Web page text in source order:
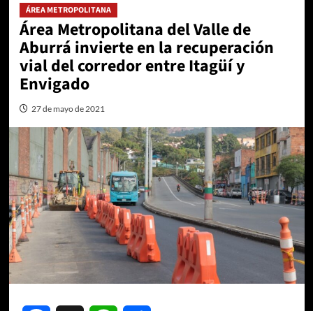
ÁREA METROPOLITANA
Área Metropolitana del Valle de
Aburrá invierte en la recuperación
vial del corredor entre Itagüí y
Envigado
27 de mayo de 2021